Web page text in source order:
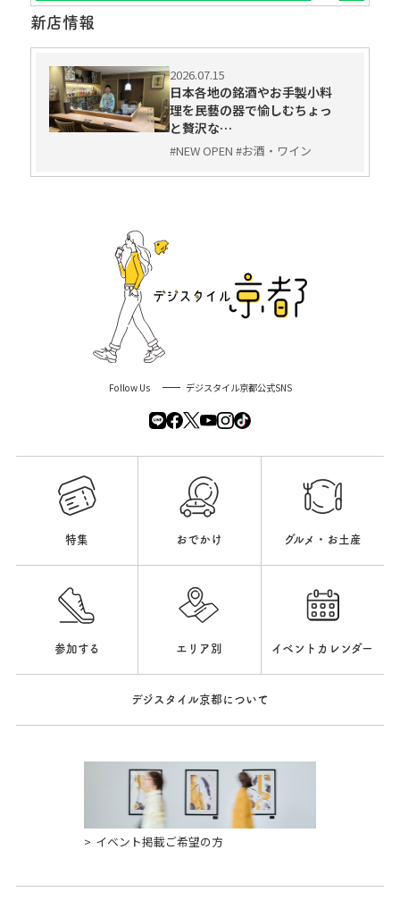
新店情報
2026.07.15
日本各地の銘酒やお手製小料
理を民藝の器で愉しむちょっ
と贅沢な…
#NEW OPEN #お酒・ワイン
Follow Us デジスタイル京都公式SNS
特集 おでかけ グルメ・お土産
参加する エリア別 イベントカレンダー
デジスタイル京都について
イベント掲載ご希望の方